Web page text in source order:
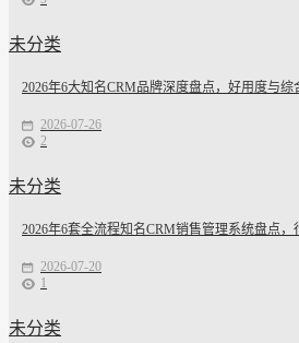
未分类
2026年6大知名CRM品牌深度盘点，好用度与综
2026-07-26
2
未分类
2026年6套全流程知名CRM销售管理系统盘点
2026-07-20
1
未分类